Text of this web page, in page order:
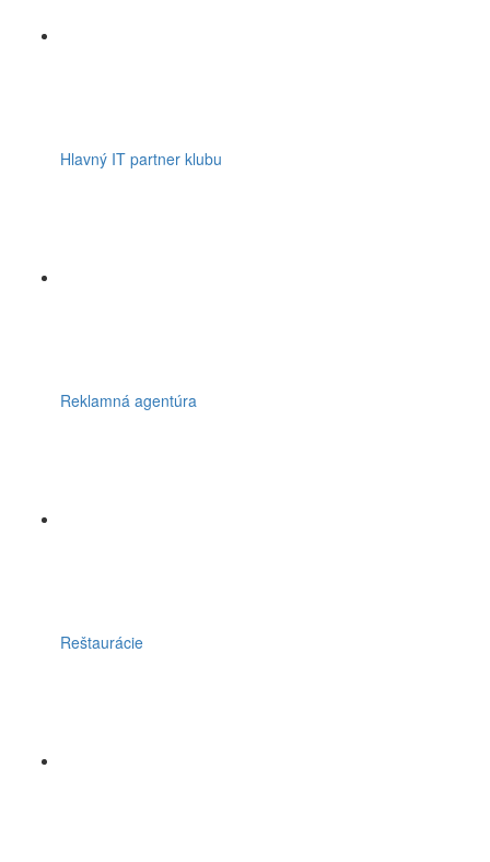
Hlavný IT partner klubu
Reklamná agentúra
Reštaurácie